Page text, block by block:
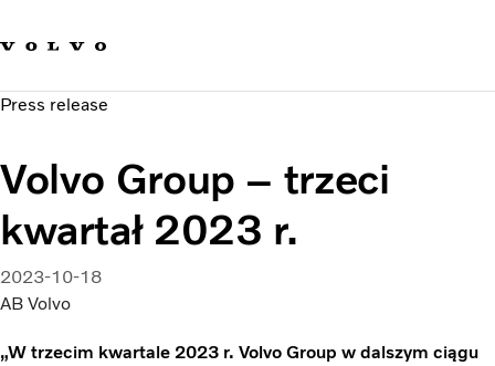
Sustainable Transportation
News & Media
About us
Press release
Volvo Group – trzeci
kwartał 2023 r.
2023-10-18
AB Volvo
„W trzecim kwartale 2023 r. Volvo Group w dalszym ciągu